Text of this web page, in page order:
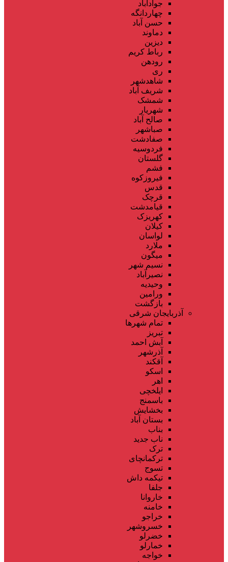
جوادآباد
چهاردانگه
حسن آباد
دماوند
دیزین
رباط کریم
رودهن
ری
شاهدشهر
شریف آباد
شمشک
شهریار
صالح آباد
صباشهر
صفادشت
فردوسیه
گلستان
فشم
فیروزکوه
قدس
قرچک
قیامدشت
کهریزک
کیلان
لواسان
ملارد
میگون
نسیم شهر
نصیرآباد
وحیدیه
ورامین
بازگشت
آذربایجان شرقی
تمام شهر‌ها
تبریز
آبش احمد
آذرشهر
آقکند
اسکو
اهر
ایلخچی
باسمنج
بخشایش
بستان آباد
بناب
ناب جدید
ترک
ترکمانچای
تسوج
تیکمه داش
جلفا
خاروانا
خامنه
خراجو
خسروشهر
خضرلو
خمارلو
خواجه